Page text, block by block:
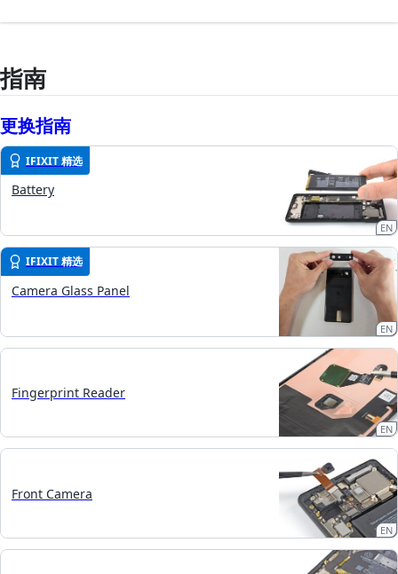
指南
更换指南
IFIXIT 精选
Battery
EN
IFIXIT 精选
Camera Glass Panel
EN
Fingerprint Reader
EN
Front Camera
EN